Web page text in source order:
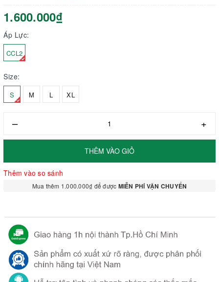
1.600.000₫
Áp Lực:
CCL2
Size:
S M L XL
– +
THÊM VÀO GIỎ
Thêm vào so sánh
Mua thêm 1.000.000₫ để được MIỄN PHÍ VẬN CHUYỂN